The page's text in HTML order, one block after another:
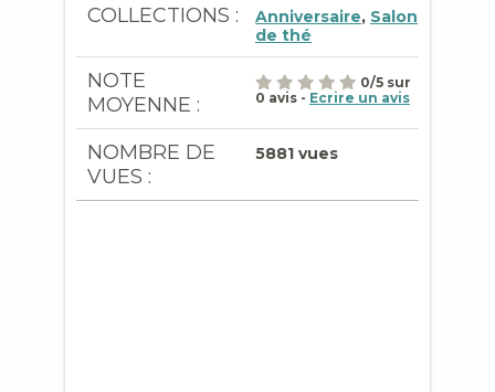
COLLECTIONS : Anniversaire, Salon
de thé
NOTE
MOYENNE :
0/5 sur
0 avis - Ecrire un avis
NOMBRE DE
VUES :
5881 vues